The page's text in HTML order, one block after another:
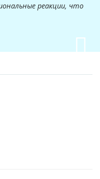
реакции, что